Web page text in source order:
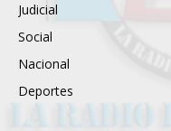
Judicial
Social
Nacional
Deportes